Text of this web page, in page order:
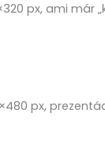
px, ami már
px,